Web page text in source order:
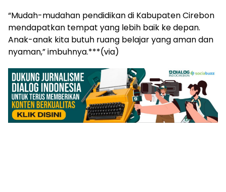
“Mudah-mudahan pendidikan di Kabupaten Cirebon
mendapatkan tempat yang lebih baik ke depan.
Anak-anak kita butuh ruang belajar yang aman dan
nyaman,” imbuhnya.***(via)